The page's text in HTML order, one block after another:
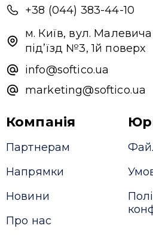
+38 (044) 383-44-10
м. Київ, вул.
під’їзд №3, 1й поверх
info@softico.ua
marketing@softico.ua
Компанія
Партнерам
Напрямки
Новини
Про нас